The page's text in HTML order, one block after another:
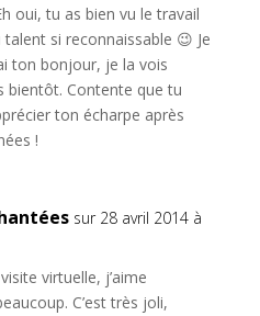
oui, tu as bien vu le travail
si reconnaissable 😉 Je
ton bonjour, je la vois
bientôt. Contente que tu
ton écharpe après
!
sur 28 avril 2014 à
virtuelle, j’aime
C’est très joli,